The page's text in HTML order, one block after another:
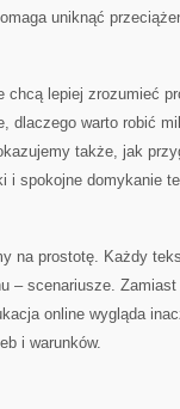
uniknąć
lepiej zrozumieć
dlaczego warto robić
także, jak
i spokojne domykanie
na prostotę. Każdy
– scenariusze.
online wygląda
i warunków.